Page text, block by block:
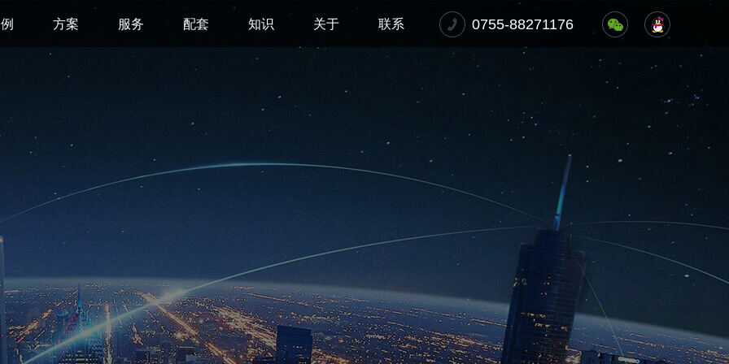
0755-88271176
方案 服务 配套 知识 关于 联系